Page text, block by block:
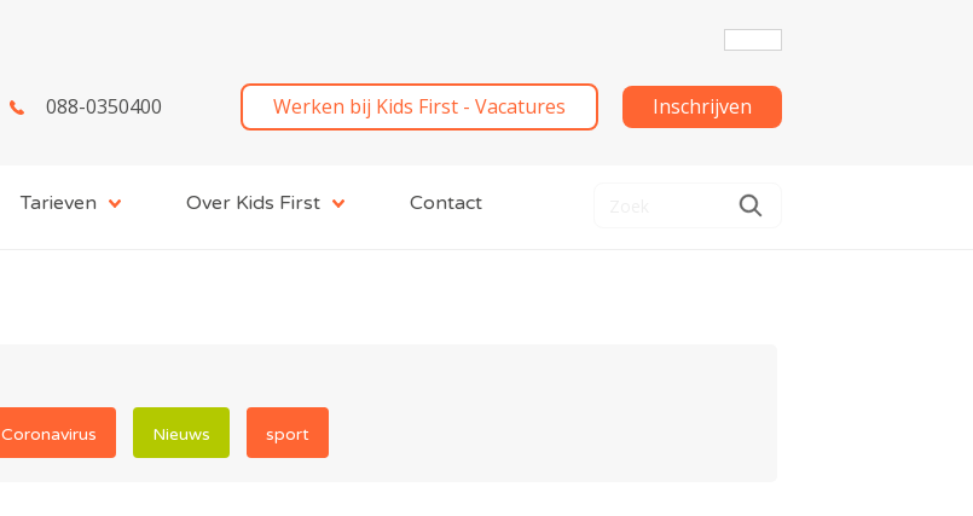
088-0350400 Werken bij Kids First - Vacatures Inschrijven
Tarieven Over Kids First Contact
Coronavirus Nieuws sport